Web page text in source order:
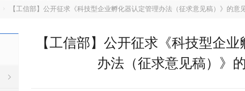
【工信部】公开征求《科技型企业孵化器认定管理办法（征求意见稿）》的意
【工信部】公开征求《科技型企
办法（征求意见稿）》